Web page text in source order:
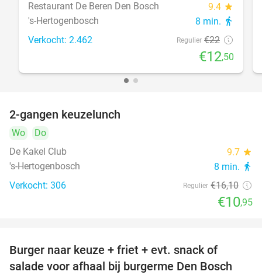
Restaurant De Beren Den Bosch
9.4 star
's-Hertogenbosch 8 min. directions_walk
Verkocht: 2.462 Regulier €22
€12,50
2-gangen keuzelunch
Wo
Do
De Kakel Club
9.7 star
's-Hertogenbosch 8 min. directions_walk
Verkocht: 306 Regulier €16,10
€10,95
Burger naar keuze + friet + evt. snack of
salade voor afhaal bij burgerme Den Bosch